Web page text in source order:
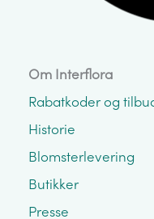
Om Interflora
Rabatkoder og
Historie
Blomsterlevering
Butikker
Presse